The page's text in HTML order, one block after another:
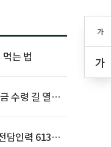
가
가
는 법
수령 길 열린
담인력 613명